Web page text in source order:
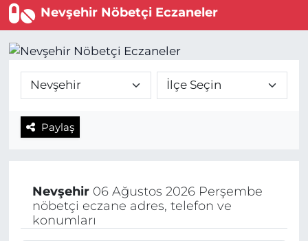
Nevşehir Nöbetçi Eczaneler
Paylaş
Nevşehir06 Ağustos 2026 Perşembe
nöbetçi eczane adres, telefon ve
konumları
DÜNYA
EĞİTİM
ÖZEL HABER
Süper Lig Puan Durumu ve Fikstür
Tüm Manşetler
Son Dakika Haberleri
Haber Arşivi